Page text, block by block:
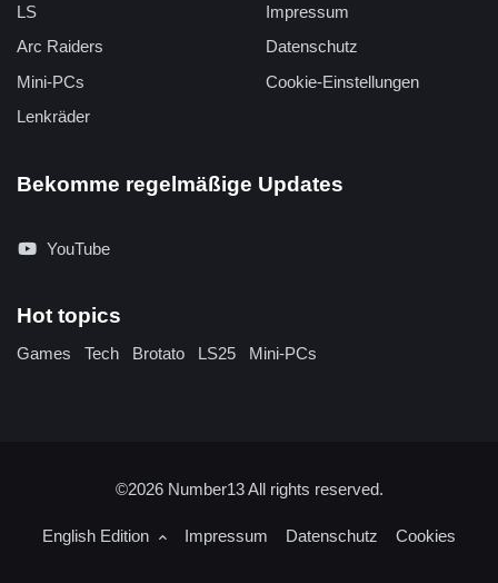
LS
Arc Raiders
Mini-PCs
Lenkräder
Impressum
Datenschutz
Cookie-Einstellungen
Bekomme regelmäßige Updates
YouTube
Hot topics
Games Tech Brotato LS25 Mini-PCs
©2026 Number13All rights reserved.
English Edition Impressum Datenschutz Cookies